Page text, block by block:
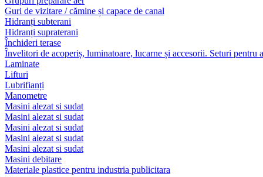
Guri de vizitare / cămine și capace de canal
Hidranți subterani
Hidranți supraterani
Închideri terase
Învelitori de acoperiș, luminatoare, lucarne și accesorii. Seturi pentru
Laminate
Lifturi
Lubrifianți
Manometre
Masini alezat si sudat
Masini alezat si sudat
Masini alezat si sudat
Masini alezat si sudat
Masini alezat si sudat
Masini debitare
Materiale plastice pentru industria publicitara